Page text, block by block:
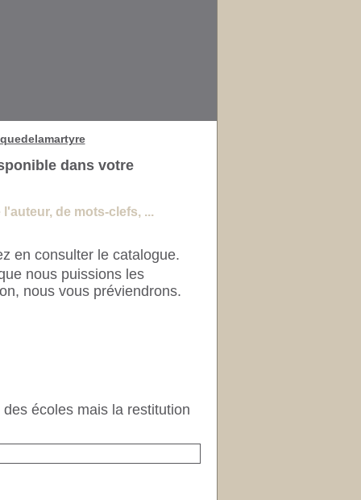
de mots-clefs, ...
en consulter le catalogue.
nous puissions les
nous vous préviendrons.
écoles mais la restitution
dans votre